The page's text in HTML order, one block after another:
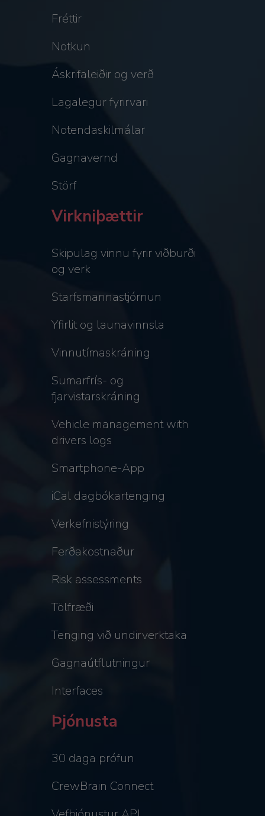
Fréttir
Notkun
Áskrifaleiðir og verð
Lagalegur fyrirvari
Notendaskilmálar
Gagnavernd
Störf
Virkniþættir
Skipulag vinnu fyrir viðburði
og verk
Starfsmannastjórnun
Yfirlit og launavinnsla
Vinnutímaskráning
Sumarfrís- og
fjarvistarskráning
Vehicle management with
drivers logs
Smartphone-App
iCal dagbókartenging
Verkefnistýring
Ferðakostnaður
Risk assessments
Tölfræði
Tenging við undirverktaka
Gagnaútflutningur
Interfaces
Þjónusta
30 daga prófun
CrewBrain Connect